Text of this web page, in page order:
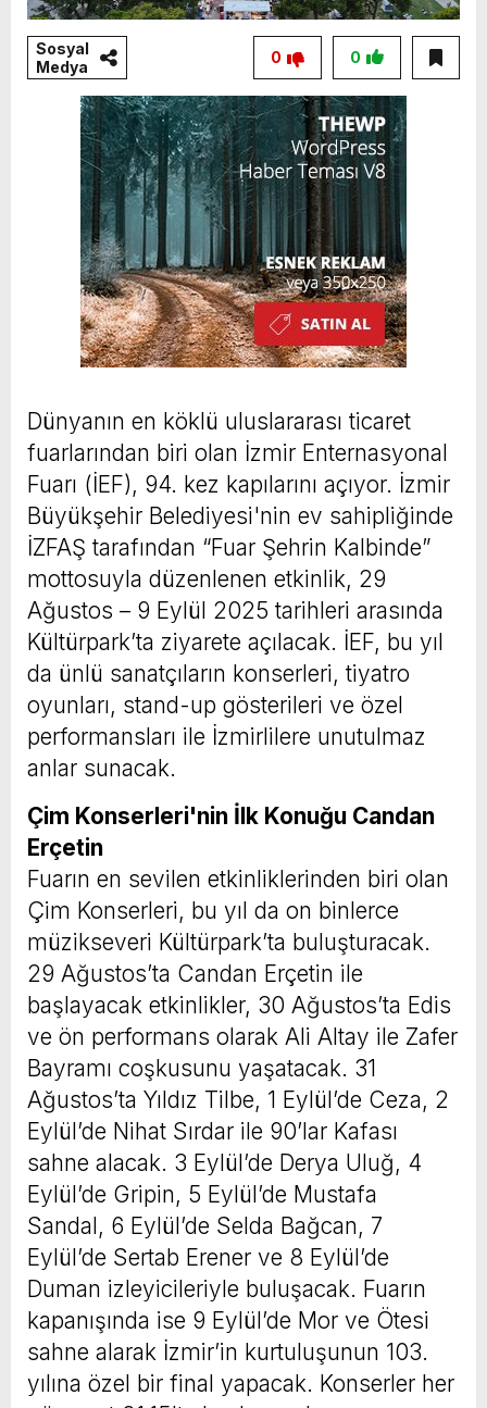
Sosyal
Medya
0
0
Dünyanın en köklü uluslararası ticaret
fuarlarından biri olan İzmir Enternasyonal
Fuarı (İEF), 94. kez kapılarını açıyor. İzmir
Büyükşehir Belediyesi'nin ev sahipliğinde
İZFAŞ tarafından “Fuar Şehrin Kalbinde”
mottosuyla düzenlenen etkinlik, 29
Ağustos – 9 Eylül 2025 tarihleri arasında
Kültürpark’ta ziyarete açılacak. İEF, bu yıl
da ünlü sanatçıların konserleri, tiyatro
oyunları, stand-up gösterileri ve özel
performansları ile İzmirlilere unutulmaz
anlar sunacak.
Çim Konserleri'nin İlk Konuğu Candan
Erçetin
Fuarın en sevilen etkinliklerinden biri olan
Çim Konserleri, bu yıl da on binlerce
müzikseveri Kültürpark’ta buluşturacak.
29 Ağustos’ta Candan Erçetin ile
başlayacak etkinlikler, 30 Ağustos’ta Edis
ve ön performans olarak Ali Altay ile Zafer
Bayramı coşkusunu yaşatacak. 31
Ağustos’ta Yıldız Tilbe, 1 Eylül’de Ceza, 2
Eylül’de Nihat Sırdar ile 90’lar Kafası
sahne alacak. 3 Eylül’de Derya Uluğ, 4
Eylül’de Gripin, 5 Eylül’de Mustafa
Sandal, 6 Eylül’de Selda Bağcan, 7
Eylül’de Sertab Erener ve 8 Eylül’de
Duman izleyicileriyle buluşacak. Fuarın
kapanışında ise 9 Eylül’de Mor ve Ötesi
sahne alarak İzmir’in kurtuluşunun 103.
yılına özel bir final yapacak. Konserler her